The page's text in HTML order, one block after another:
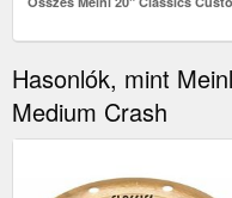
Hasonlók, mint
Medium Crash